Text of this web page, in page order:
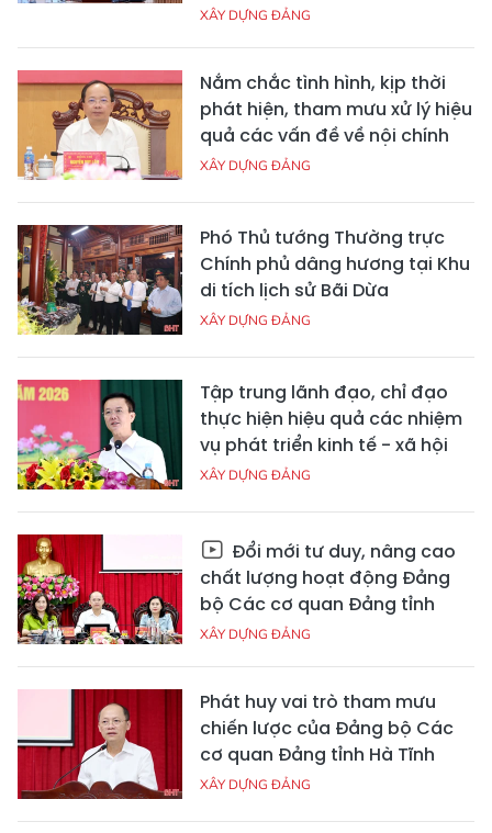
XÂY DỰNG ĐẢNG
Nắm chắc tình hình, kịp thời
phát hiện, tham mưu xử lý hiệu
quả các vấn đề về nội chính
XÂY DỰNG ĐẢNG
Phó Thủ tướng Thường trực
Chính phủ dâng hương tại Khu
di tích lịch sử Bãi Dừa
XÂY DỰNG ĐẢNG
Tập trung lãnh đạo, chỉ đạo
thực hiện hiệu quả các nhiệm
vụ phát triển kinh tế - xã hội
XÂY DỰNG ĐẢNG
Đổi mới tư duy, nâng cao
chất lượng hoạt động Đảng
bộ Các cơ quan Đảng tỉnh
XÂY DỰNG ĐẢNG
Phát huy vai trò tham mưu
chiến lược của Đảng bộ Các
cơ quan Đảng tỉnh Hà Tĩnh
XÂY DỰNG ĐẢNG